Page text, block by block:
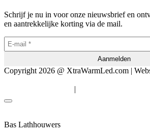
Schrijf je nu in voor onze nieuwsbrief en
en aantrekkelijke korting via de mail.
Copyright 2026 @ XtraWarmLed.com |
Bas Lathhouwers